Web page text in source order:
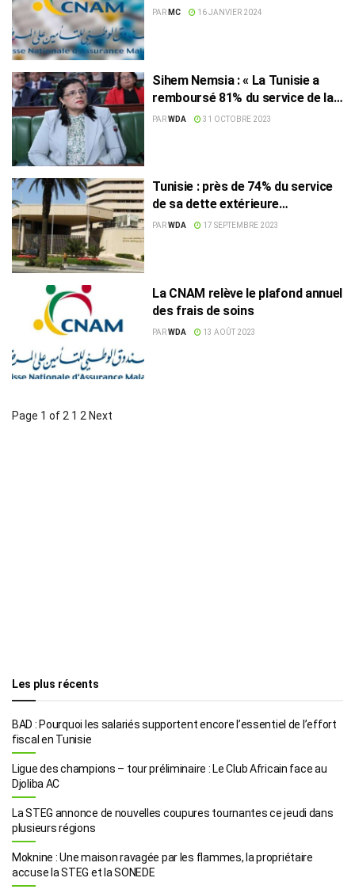
des services de santé
PAR MC 16 JANVIER 2024
Sihem Nemsia : « La Tunisie a
remboursé 81% du service de la
dette extérieure »
PARWDA 31 OCTOBRE 2023
Tunisie : près de 74% du service
de sa dette extérieure
remboursés
PARWDA 17 SEPTEMBRE 2023
La CNAM relève le plafond annuel
des frais de soins
PARWDA 13 AOÛT 2023
Page 1 of 2 1 2 Next
Les plus récents
BAD : Pourquoi les salariés supportent encore l’essentiel de l’effort
fiscal en Tunisie
Ligue des champions – tour préliminaire : Le Club Africain face au
Djoliba AC
La STEG annonce de nouvelles coupures tournantes ce jeudi dans
plusieurs régions
Moknine : Une maison ravagée par les flammes, la propriétaire
accuse la STEG et la SONEDE